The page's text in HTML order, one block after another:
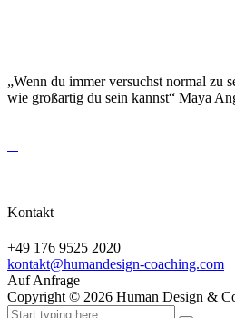
„Wenn du immer versuchst normal zu
wie großartig du sein kannst“ Maya
Kontakt
+49 176 9525 2020
kontakt@humandesign-coaching.com
Auf Anfrage
Copyright © 2026 Human Design &